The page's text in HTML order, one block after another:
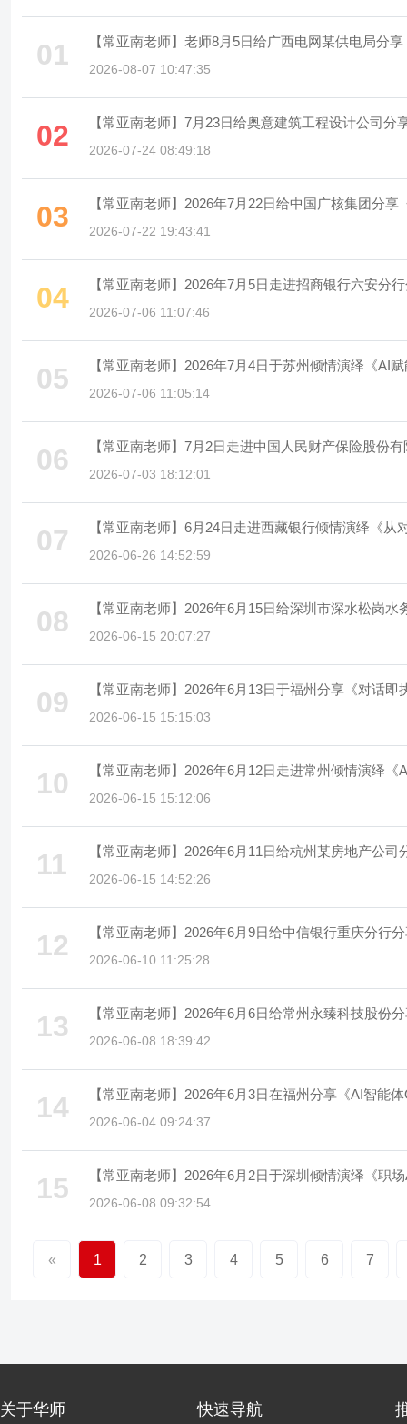
份。 曾为1000多位职场精英+200多位企业内训师进行专项办公软
计能力，帮助培训师梳理打造自己的课件内容，自主设计1000套
01 【常亚南老师】老师8月5日给广西电网某供电局分
2026-08-07 10:47:35
02 【常亚南老师】7月23日给奥意建筑工程设计公司
2026-07-24 08:49:18
03 【常亚南老师】2026年7月22日给中国广核集团分
2026-07-22 19:43:41
04 【常亚南老师】2026年7月5日走进招商银行六安分
2026-07-06 11:07:46
05 【常亚南老师】2026年7月4日于苏州倾情演绎《AI
2026-07-06 11:05:14
06 【常亚南老师】7月2日走进中国人民财产保险股份
2026-07-03 18:12:01
07 【常亚南老师】6月24日走进西藏银行倾情演绎《
2026-06-26 14:52:59
08 【常亚南老师】2026年6月15日给深圳市深水松岗
2026-06-15 20:07:27
09 【常亚南老师】2026年6月13日于福州分享《对话
2026-06-15 15:15:03
10 【常亚南老师】2026年6月12日走进常州倾情演绎
2026-06-15 15:12:06
11 【常亚南老师】2026年6月11日给杭州某房地产公
2026-06-15 14:52:26
12 【常亚南老师】2026年6月9日给中信银行重庆分行
2026-06-10 11:25:28
13 【常亚南老师】2026年6月6日给常州永臻科技股份
2026-06-08 18:39:42
14 【常亚南老师】2026年6月3日在福州分享《AI智能
2026-06-04 09:24:37
15 【常亚南老师】2026年6月2日于深圳倾情演绎《职
2026-06-08 09:32:54
« 1 2 3 4 5 6 7
关于华师 快速导航